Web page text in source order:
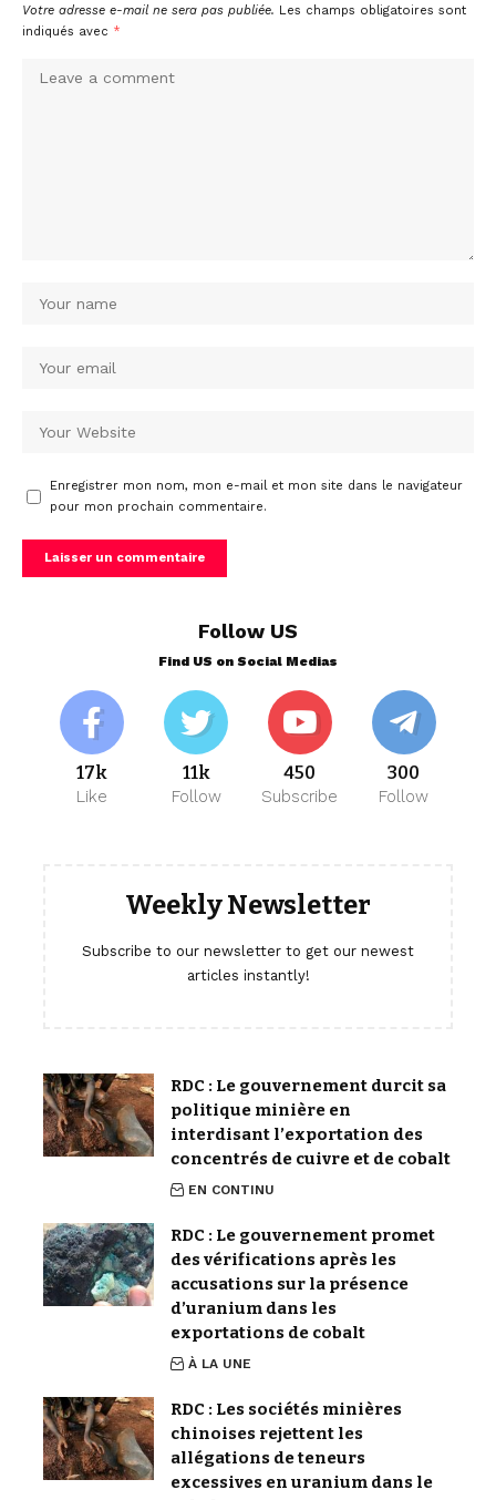
Votre adresse e-mail ne sera pas publiée. Les champs obligatoires sont
indiqués avec *
Enregistrer mon nom, mon e-mail et mon site dans le navigateur
pour mon prochain commentaire.
Follow US
Find US on Social Medias
17k
Like
11k
Follow
450
Subscribe
300
Follow
Weekly Newsletter
Subscribe to our newsletter to get our newest
articles instantly!
RDC : Le gouvernement durcit sa
politique minière en
interdisant l’exportation des
concentrés de cuivre et de cobalt
EN CONTINU
RDC : Le gouvernement promet
des vérifications après les
accusations sur la présence
d’uranium dans les
exportations de cobalt
À LA UNE
RDC : Les sociétés minières
chinoises rejettent les
allégations de teneurs
excessives en uranium dans le